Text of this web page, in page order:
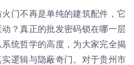
门不再是单纯的建筑配件，它
？真正的批发密码锁在哪一层
统哲学的高度，为大家完全揭
逻辑与隐蔽奇门。对于贵州市